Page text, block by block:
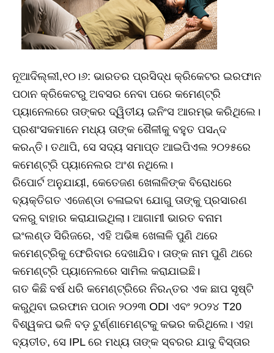
ନୂଆଦିଲ୍ଲୀ,୧୦।୬: ଭାରତର ପ୍ରସିଦ୍ଧ କ୍ରିକେଟର ଇରଫାନ
ପଠାନ କ୍ରିକେଟରୁ ଅବସର ନେବା ପରେ କମେଣ୍ଟ୍ରି
ପ୍ୟାନେଲରେ ତାଙ୍କର ଦ୍ୱିତୀୟ ଇନିଂସ ଆରମ୍ଭ କରିଥିଲେ।
ପ୍ରଶଂସକମାନେ ମଧ୍ୟ ତାଙ୍କ ଶୈଳୀକୁ ବହୁତ ପସନ୍ଦ
କରନ୍ତି। ତଥାପି, ସେ ସଦ୍ୟ ସମାପ୍ତ ଆଇପିଏଲ ୨୦୨୫ରେ
କମେଣ୍ଟ୍ରି ପ୍ୟାନେଲର ଅଂଶ ନଥିଲେ।
ରିପୋର୍ଟ ଅନୁଯାୟୀ, କେତେଜଣ ଖେଳାଳିଙ୍କ ବିରୋଧରେ
ବ୍ୟକ୍ତିଗତ ଏଜେଣ୍ଡା ଚଳାଇବା ଯୋଗୁ ତାଙ୍କୁ ପ୍ରସାରଣ
ଦଳରୁ ବାହାର କରାଯାଇଥିଲା। ଆଗାମୀ ଭାରତ ବନାମ
ଇଂଲଣ୍ଡ ସିରିଜରେ, ଏହି ଅଭିଜ୍ଞ ଖେଳାଳି ପୁଣି ଥରେ
କମେଣ୍ଟ୍ରିକୁ ଫେରିବାର ଦେଖାଯିବ। ତାଙ୍କ ନାମ ପୁଣି ଥରେ
କମେଣ୍ଟ୍ରି ପ୍ୟାନେଲରେ ସାମିଲ କରାଯାଇଛି।
ଗତ କିଛି ବର୍ଷ ଧରି କମେଣ୍ଟ୍ରିରେ ନିରନ୍ତର ଏକ ଛାପ ସୃଷ୍ଟି
କରୁଥିବା ଇରଫାନ ପଠାନ ୨୦୨୩ ODI ଏବଂ ୨୦୨୪ T20
ବିଶ୍ୱକପ ଭଳି ବଡ଼ ଟୁର୍ଣ୍ଣାମେଣ୍ଟକୁ କଭର କରିଥିଲେ। ଏହା
ବ୍ୟତୀତ, ସେ IPL ରେ ମଧ୍ୟ ତାଙ୍କ ସ୍ବରର ଯାଦୁ ବିସ୍ତାର